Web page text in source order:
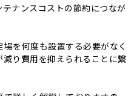
ナンスコストの節約につなが
を何度も設置する必要がなく
り費用を抑えられることに繋